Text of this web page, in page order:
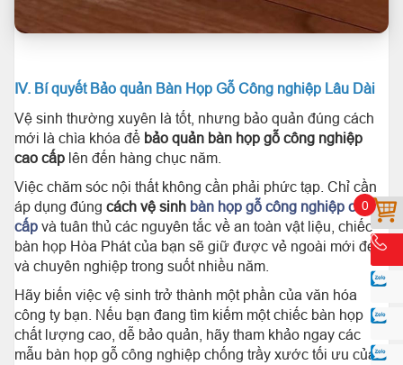
0
IV. Bí quyết Bảo quản Bàn Họp Gỗ Công nghiệp Lâu Dài
Vệ sinh thường xuyên là tốt, nhưng bảo quản đúng cách
mới là chìa khóa để bảo quản bàn họp gỗ công nghiệp
cao cấp lên đến hàng chục năm.
Việc chăm sóc nội thất không cần phải phức tạp. Chỉ cần
áp dụng đúng cách vệ sinh bàn họp gỗ công nghiệp cao
cấp và tuân thủ các nguyên tắc về an toàn vật liệu, chiếc
bàn họp Hòa Phát của bạn sẽ giữ được vẻ ngoài mới đẹp
và chuyên nghiệp trong suốt nhiều năm.
Hãy biến việc vệ sinh trở thành một phần của văn hóa
công ty bạn. Nếu bạn đang tìm kiếm một chiếc bàn họp
chất lượng cao, dễ bảo quản, hãy tham khảo ngay các
mẫu bàn họp gỗ công nghiệp chống trầy xước tối ưu của